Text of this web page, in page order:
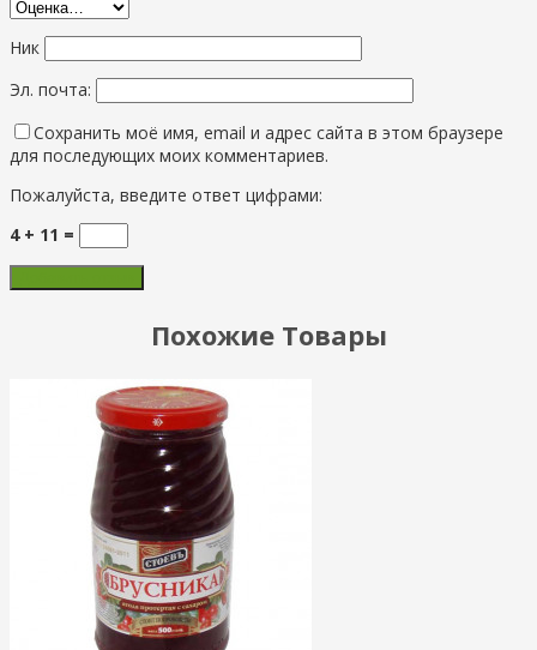
Ник
Эл. почта:
Сохранить моё имя, email и адрес сайта в этом браузере
для последующих моих комментариев.
Пожалуйста, введите ответ цифрами:
4 + 11 =
Похожие Товары